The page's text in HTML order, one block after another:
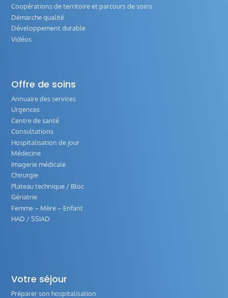
Coopérations de territoire et parcours de soins
Démarche qualité
Développement durable
Vidéos
Offre de soins
Annuaire des services
Urgences
Centre de santé
Consultations
Hospitalisation de jour
Médecine
Imagerie médicale
Chirurgie
Plateau technique / Bloc
Gériatrie
Femme – Mère – Enfant
HAD / SSIAD
Votre séjour
Préparer son hospitalisation